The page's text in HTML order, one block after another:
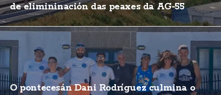
de elimininación das peaxes da AG-55
O pontecesán Dani Rodríguez culmina o